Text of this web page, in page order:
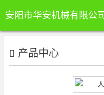
安阳市华安机械有限公司
产品中心